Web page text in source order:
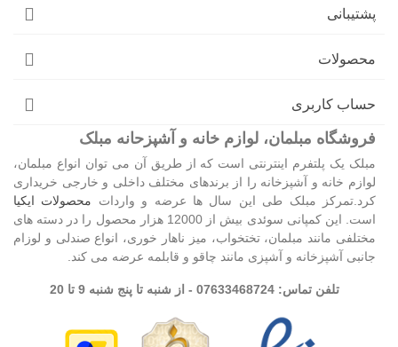
پشتیبانی
محصولات
حساب کاربری
فروشگاه مبلمان، لوازم خانه و آشپزحانه مبلک
مبلک یک پلتفرم اینترنتی است که از طریق آن می توان انواع مبلمان،
لوازم خانه و آشپزخانه را از برندهای مختلف داخلی و خارجی خریداری
کرد.تمرکز مبلک طی این سال ها عرضه و واردات محصولات ایکیا
است. این کمپانی سوئدی بیش از 12000 هزار محصول را در دسته های
مختلفی مانند مبلمان، تختخواب، میز ناهار خوری، انواع صندلی و لوزام
جانبی آشپزخانه و آشپزی مانند چاقو و قابلمه عرضه می کند.
تلفن تماس: 07633468724 - از شنبه تا پنج شنبه 9 تا 20